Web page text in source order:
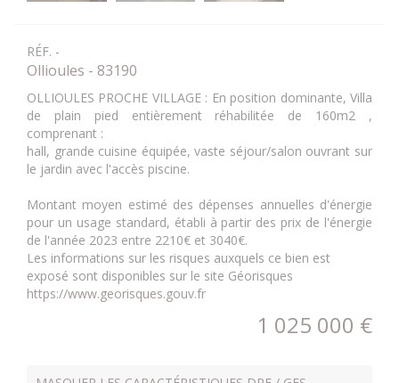
RÉF. -
Ollioules - 83190
OLLIOULES PROCHE VILLAGE : En position dominante, Villa
de plain pied entièrement réhabilitée de 160m2 ,
comprenant :
hall, grande cuisine équipée, vaste séjour/salon ouvrant sur
le jardin avec l'accès piscine.
Montant moyen estimé des dépenses annuelles d'énergie
pour un usage standard, établi à partir des prix de l'énergie
de l'année 2023 entre 2210€ et 3040€.
Les informations sur les risques auxquels ce bien est
exposé sont disponibles sur le site Géorisques
https://www.georisques.gouv.fr
1 025 000 €